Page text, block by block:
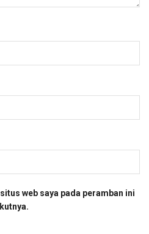
web saya pada peramban ini